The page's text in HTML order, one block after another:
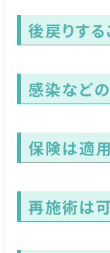
後戻りする
感染など
保険は適
再施術は